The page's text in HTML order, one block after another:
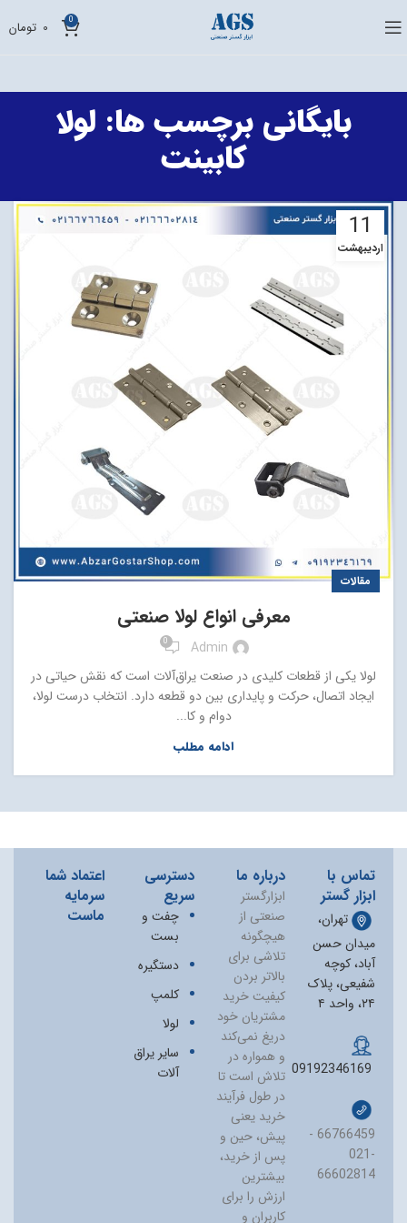
0
0 تومان
بایگانی برچسب ها: لولا
کابینت
11
اردیبهشت
مقالات
معرفی انواع لولا صنعتی
Admin
0
لولا یکی از قطعات کلیدی در صنعت یراق‌آلات است که نقش حیاتی در
ایجاد اتصال، حرکت و پایداری بین دو قطعه دارد. انتخاب درست لولا،
دوام و کا...
ادامه مطلب
تماس با
ابزار گستر
تهران،
میدان حسن
آباد، کوچه
شفیعی، پلاک
۲۴، واحد ۴
09192346169
66766459 -
021-
66602814
درباره ما
ابزارگستر
صنعتی از
هیچگونه
تلاشی برای
بالاتر بردن
کیفیت خرید
مشتریان خود
دریغ نمی‏‌کند
و همواره در
تلاش است تا
در طول فرآیند
خرید یعنی
پیش، حین و
پس از خرید،
بیشترین
ارزش را برای
کاربران و
دسترسی
سریع
چفت و
بست
دستگیره
کلمپ
لولا
سایر یراق
آلات
اعتماد شما
سرمایه
ماست